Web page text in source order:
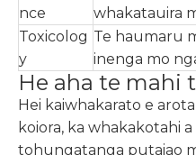
nce
whakatauira
Toxicolog
y
Te haumaru
inenga mo
He aha te mahi
Hei kaiwhakarato e
koiora, ka whakakotahi
tohungatanga putaiao